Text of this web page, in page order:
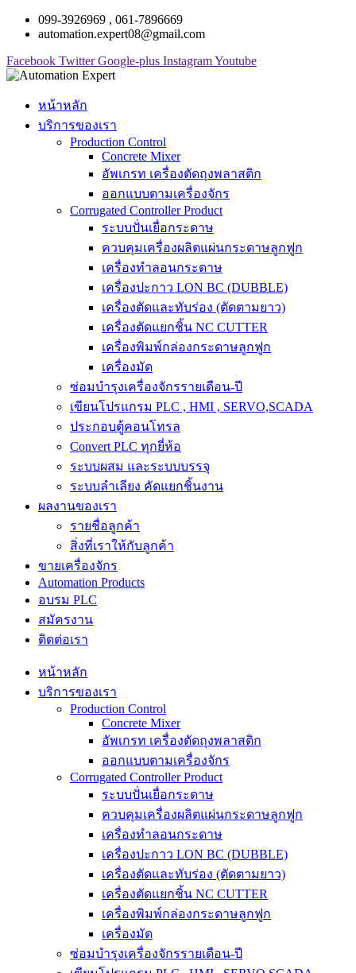
099-3926969 , 061-7896669
automation.expert08@gmail.com
Facebook Twitter Google-plus InstagramYoutube
หน้าหลัก
บริการของเรา
Production Control
Concrete Mixer
อัพเกรท เครื่องตัดถุงพลาสติก
ออกแบบตามเครื่องจักร
Corrugated Controller Product
ระบบปั่นเยื่อกระดาษ
ควบคุมเครื่องผลิตแผ่นกระดาษลูกฟูก
เครื่องทำลอนกระดาษ
เครื่องปะกาว LON BC (DUBBLE)
เครื่องตัดและทับร่อง (ตัดตามยาว)
เครื่องตัดแยกชิ้น NC CUTTER
เครื่องพิมพ์กล่องกระดาษลูกฟูก
เครื่องมัด
ซ่อมบำรุงเครื่องจักรรายเดือน-ปี
เขียนโปรแกรม PLC , HMI , SERVO,SCADA
ประกอบตู้คอนโทรล
Convert PLC ทุกยี่ห้อ
ระบบผสม และระบบบรรจุ
ระบบลำเลียง คัดแยกชิ้นงาน
ผลงานของเรา
รายชื่อลูกค้า
สิ่งที่เราให้กับลูกค้า
ขายเครื่องจักร
Automation Products
อบรม PLC
สมัครงาน
ติดต่อเรา
หน้าหลัก
บริการของเรา
Production Control
Concrete Mixer
อัพเกรท เครื่องตัดถุงพลาสติก
ออกแบบตามเครื่องจักร
Corrugated Controller Product
ระบบปั่นเยื่อกระดาษ
ควบคุมเครื่องผลิตแผ่นกระดาษลูกฟูก
เครื่องทำลอนกระดาษ
เครื่องปะกาว LON BC (DUBBLE)
เครื่องตัดและทับร่อง (ตัดตามยาว)
เครื่องตัดแยกชิ้น NC CUTTER
เครื่องพิมพ์กล่องกระดาษลูกฟูก
เครื่องมัด
ซ่อมบำรุงเครื่องจักรรายเดือน-ปี